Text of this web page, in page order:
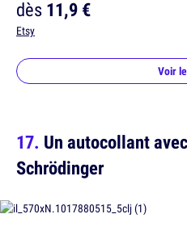
dès11,9 €
Etsy
Voir
Un autocollant
Schrödinger